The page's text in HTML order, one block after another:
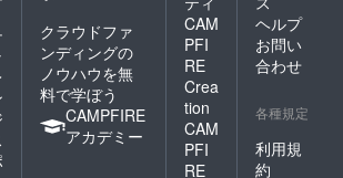
クラウドファ
ンディングの
ノウハウを無
料で学ぼう
CAMPFIRE
アカデミー
CAM
PFI
RE
Crea
tion
CAM
PFI
RE
ヘルプ
お問い
合わせ
各種規定
利用規
約